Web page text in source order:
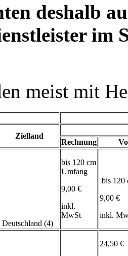
deshalb
im
meist mit
Zielland
Rechnung
Deutschland (4)
bis 120 cm
Umfang
9,00 €
inkl.
MwSt
bis 120
9,00 €
inkl.
24,50 €